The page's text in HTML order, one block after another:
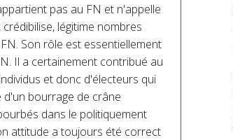
pas au FN et n'appelle
légitime nombres
Son rôle est essentiellement
Il a certainement contribué au
et donc d'électeurs qui
d'un bourrage de crâne
dans le politiquement
attitude a toujours été correct